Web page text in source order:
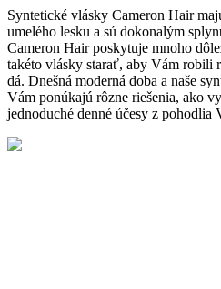
Syntetické vlásky Cameron Hair
umelého lesku a sú dokonalým
Cameron Hair poskytuje mnoho
takéto vlásky starať, aby Vám robili
dá. Dnešná moderná doba a naše
Vám ponúkajú rôzne riešenia, ako
jednoduché denné účesy z pohodlia